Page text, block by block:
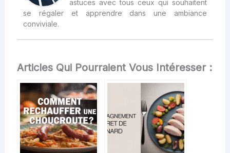
astuces avec tous ceux qui souhaitent
se régaler et apprendre dans une ambiance
conviviale.
Articles Qui Pourraient Vous Intéresser :